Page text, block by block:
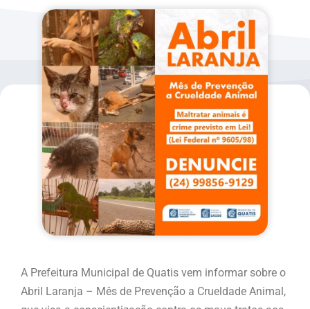
A Prefeitura Municipal de Quatis vem informar sobre o
Abril Laranja – Mês de Prevenção a Crueldade Animal,